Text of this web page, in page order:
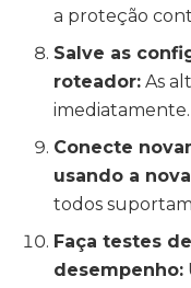
a proteção
Salve as
roteador: As
imediatamente.
Conecte
usando a
todos
Faça testes
desempenho: